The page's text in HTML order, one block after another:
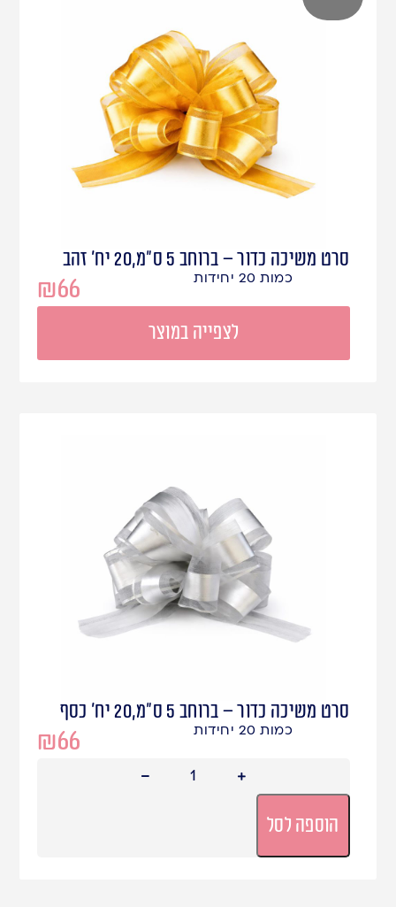
סרט משיכה כדור – ברוחב 5 ס"מ,20 יח' זהב
₪66 כמות 20 יחידות
לצפייה במוצר
סרט משיכה כדור – ברוחב 5 ס"מ,20 יח' כסף
₪66 כמות 20 יחידות
הוספה לסל